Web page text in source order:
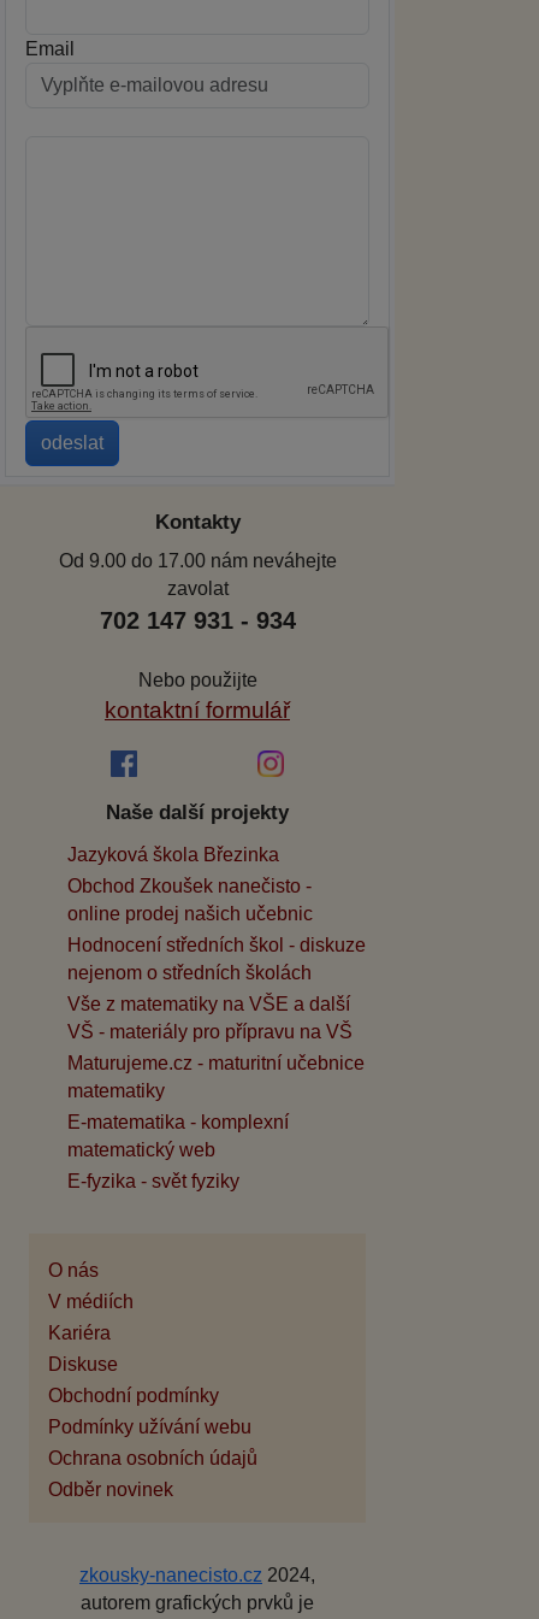
Email
Kontakty
Od 9.00 do 17.00 nám neváhejte
zavolat
702 147 931 - 934
Nebo použijte
kontaktní formulář
Naše další projekty
Jazyková škola Březinka
Obchod Zkoušek nanečisto -
online prodej našich učebnic
Hodnocení středních škol - diskuze
nejenom o středních školách
Vše z matematiky na VŠE a další
VŠ - materiály pro přípravu na VŠ
Maturujeme.cz - maturitní učebnice
matematiky
E-matematika - komplexní
matematický web
E-fyzika - svět fyziky
O nás
V médiích
Kariéra
Diskuse
Obchodní podmínky
Podmínky užívání webu
Ochrana osobních údajů
Odběr novinek
zkousky-nanecisto.cz 2024,
autorem grafických prvků je